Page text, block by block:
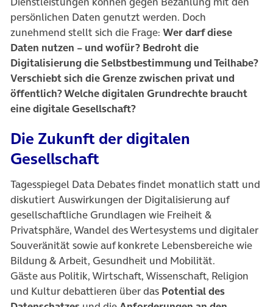
persönlichen Daten genutzt werden. Doch
zunehmend stellt sich die Frage: Wer darf diese
Daten nutzen – und wofür? Bedroht die
Digitalisierung die Selbstbestimmung und Teilhabe?
Verschiebt sich die Grenze zwischen privat und
öffentlich? Welche digitalen Grundrechte braucht
eine digitale Gesellschaft?
Die Zukunft der digitalen
Gesellschaft
Tagesspiegel Data Debates findet monatlich statt und
diskutiert Auswirkungen der Digitalisierung auf
gesellschaftliche Grundlagen wie Freiheit &
Privatsphäre, Wandel des Wertesystems und digitaler
Souveränität sowie auf konkrete Lebensbereiche wie
Bildung & Arbeit, Gesundheit und Mobilität.
Gäste aus Politik, Wirtschaft, Wissenschaft, Religion
und Kultur debattieren über das Potential des